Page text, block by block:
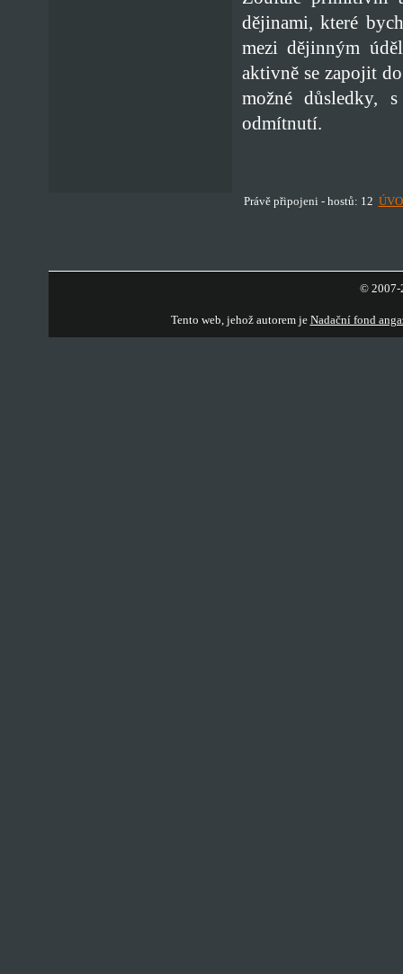
dějinami, které
mezi dějinným
aktivně se zapojit
možné důsledky,
odmítnutí.
Právě připojeni - hostů: 12
© 2007-
Tento web, jehož autorem je Nadační fond